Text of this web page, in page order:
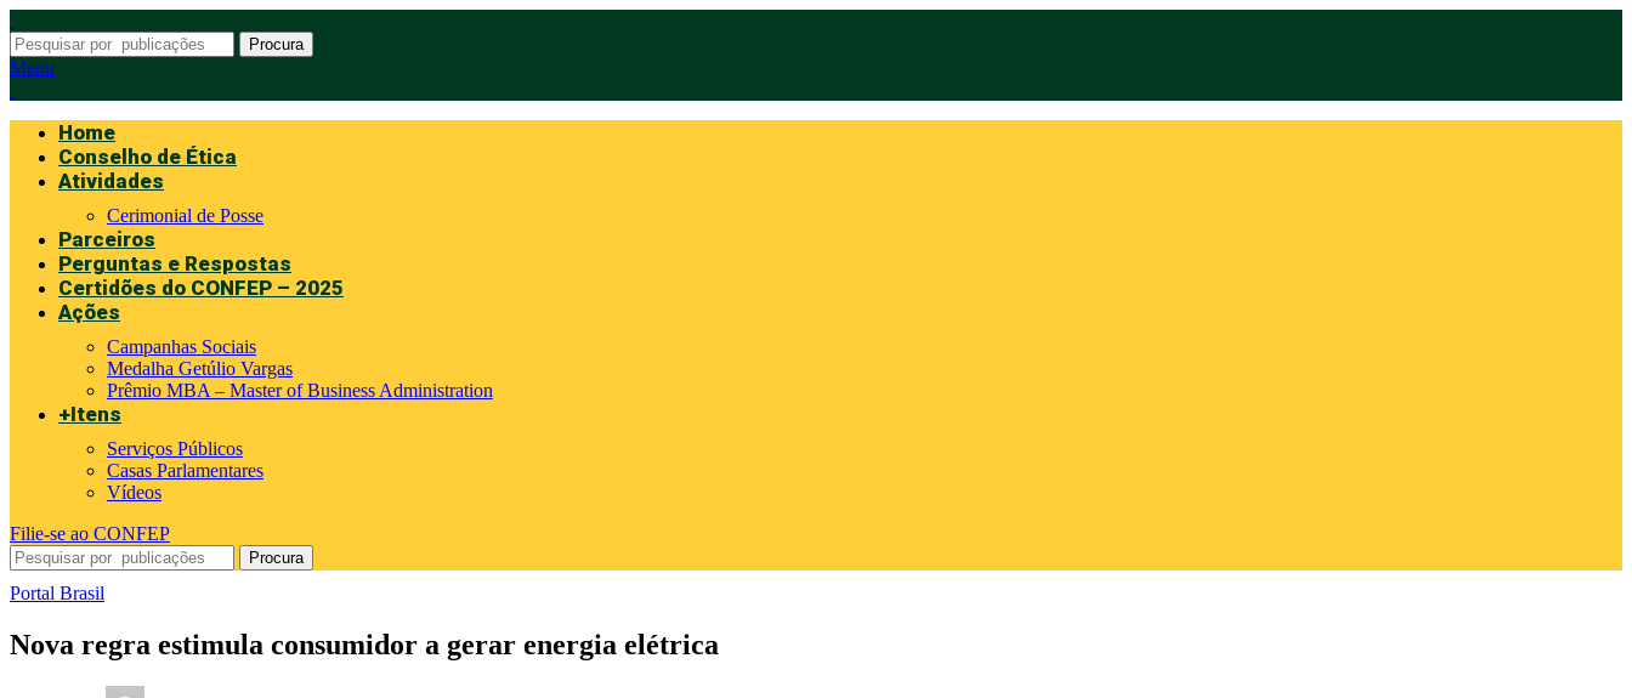
Procura
Menu
Home
Conselho de Ética
Atividades
Cerimonial de Posse
Parceiros
Perguntas e Respostas
Certidões do CONFEP – 2025
Ações
Campanhas Sociais
Medalha Getúlio Vargas
Prêmio MBA – Master of Business Administration
+Itens
Serviços Públicos
Casas Parlamentares
Vídeos
Filie-se ao CONFEP
Procura
Portal Brasil
Nova regra estimula consumidor a gerar energia elétrica